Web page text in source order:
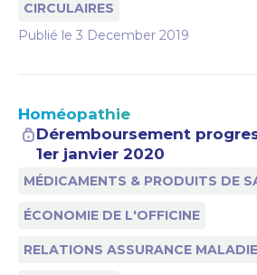
CIRCULAIRES
Publié le 3 December 2019
Homéopathie
Déremboursement
1er janvier 2020
MÉDICAMENTS & PRODUITS DE
ÉCONOMIE DE L'OFFICINE
RELATIONS ASSURANCE